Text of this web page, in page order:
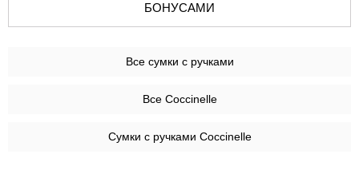
БОНУСАМИ
Все сумки с ручками
Все Coccinelle
Сумки с ручками Coccinelle